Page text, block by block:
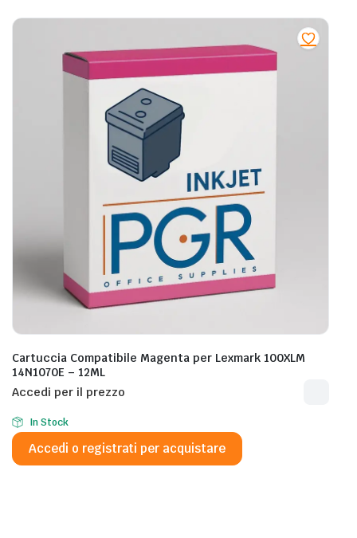
Cartuccia Compatibile Magenta per Lexmark 100XLM
14N1070E – 12ML
Accedi per il prezzo
In Stock
Accedi o registrati per acquistare